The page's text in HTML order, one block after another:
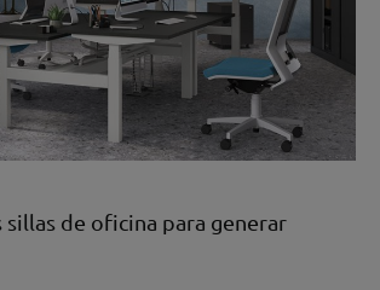
sillas de oficina para generar